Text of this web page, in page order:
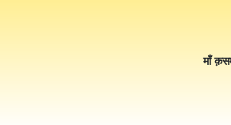
माँ